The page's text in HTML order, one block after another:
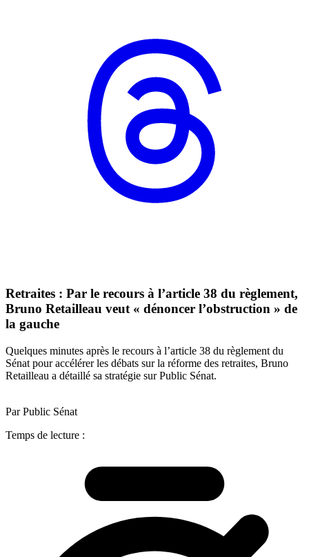
Retraites : Par le recours à l’article 38 du règlement,
Bruno Retailleau veut « dénoncer l’obstruction » de
la gauche
Quelques minutes après le recours à l’article 38 du règlement du
Sénat pour accélérer les débats sur la réforme des retraites, Bruno
Retailleau a détaillé sa stratégie sur Public Sénat.
Par Public Sénat
Temps de lecture :